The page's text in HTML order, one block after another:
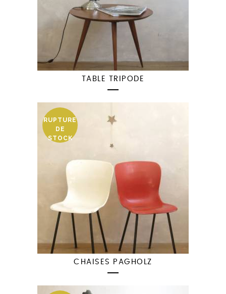
TABLE TRIPODE
RUPTURE
DE
STOCK
CHAISES PAGHOLZ